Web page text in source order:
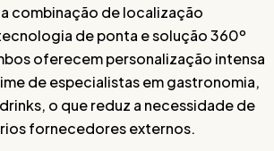
combinação de localização
de ponta e solução 360º
oferecem personalização intensa
de especialistas em gastronomia,
o que reduz a necessidade de
fornecedores externos.